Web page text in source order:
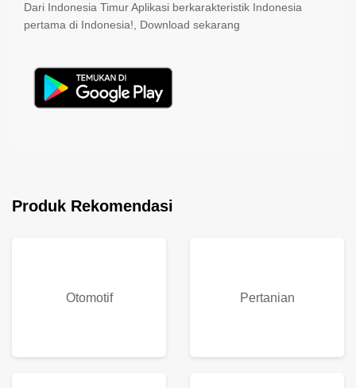
Keranjang Belanja Merupakan Online Market Place Pertama
Dari Indonesia Timur Aplikasi berkarakteristik Indonesia
Produk Rekomendasi